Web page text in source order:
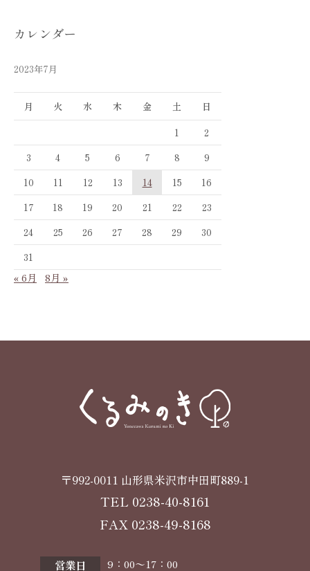
カレンダー
2023年7月
月 火 水 木 金 土
日
1
2
3
4 5 6 7 8
9
10
11 12 13 14 15
16
17
18 19 20 21 22
23
24
25 26 27 28 29
30
31
« 6月 8月 »
〒992-0011 山形県米沢市中田町889-1
TEL 0238-40-8161
FAX 0238-49-8168
営業日 9：00〜17：00